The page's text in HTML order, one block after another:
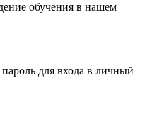
обучения в нашем
для входа в личный